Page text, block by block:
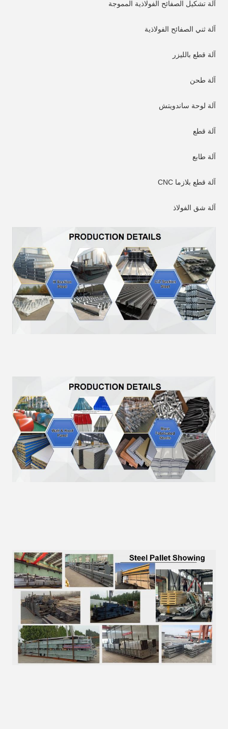
آلة تشكيل الصفائح الفولاذية المموجة
آلة ثني الصفائح الفولاذية
آلة قطع بالليزر
آلة طحن
آلة لوحة ساندويتش
آلة قطع
آلة طابع
آلة قطع بلازما CNC
آلة شق الفولاذ